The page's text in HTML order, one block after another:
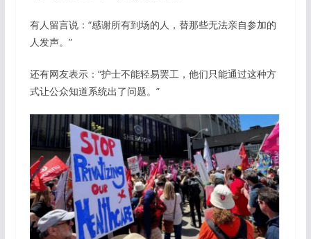
有人留言说：“感谢所有到场的人，替那些无法亲自参加的
人发声。”
还有网友表示：“护士不能轻易罢工，他们只能通过这种方
式让公众知道系统出了问题。”